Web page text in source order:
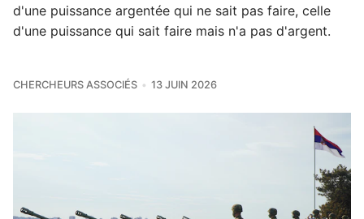
d'une puissance argentée qui ne sait pas faire, celle
d'une puissance qui sait faire mais n'a pas d'argent.
CHERCHEURS ASSOCIÉS 13 JUIN 2026